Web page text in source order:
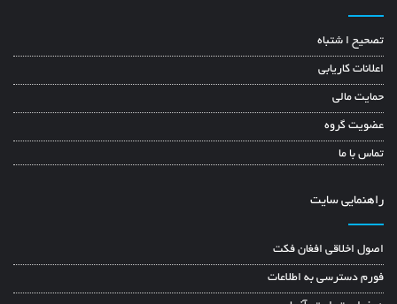
تصحیح ا شتباه
اعلانات کاریابی
حمایت مالی
عضویت گروه
تماس با ما
راهنمایی سایت
اصول اخلاقی افغان فکت
فورم دسترسی به اطلاعات